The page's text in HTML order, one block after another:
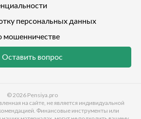
персональных данных
мошенничестве
Оставить вопрос
© 2026 Pensiya.pro
на сайте, не является индивидуальной
Финансовые инструменты или